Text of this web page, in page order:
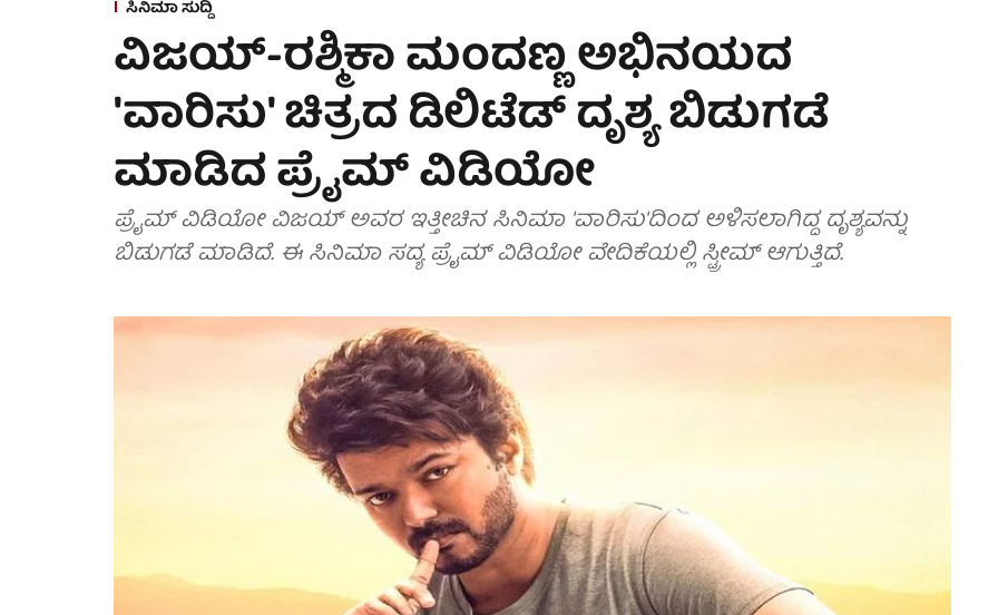
ಸಿನಿಮಾ ಸುದ್ದಿ
ವಿಜಯ್-ರಶ್ಮಿಕಾ ಮಂದಣ್ಣ ಅಭಿನಯದ
'ವಾರಿಸು' ಚಿತ್ರದ ಡಿಲಿಟೆಡ್ ದೃಶ್ಯ ಬಿಡುಗಡೆ
ಮಾಡಿದ ಪ್ರೈಮ್ ವಿಡಿಯೋ
ಪ್ರೈಮ್ ವಿಡಿಯೋ ವಿಜಯ್ ಅವರ ಇತ್ತೀಚಿನ ಸಿನಿಮಾ 'ವಾರಿಸು'ದಿಂದ ಅಳಿಸಲಾಗಿದ್ದ ದೃಶ್ಯವನ್ನು
ಬಿಡುಗಡೆ ಮಾಡಿದೆ. ಈ ಸಿನಿಮಾ ಸದ್ಯ ಪ್ರೈಮ್ ವಿಡಿಯೋ ವೇದಿಕೆಯಲ್ಲಿ ಸ್ಟ್ರೀಮ್ ಆಗುತ್ತಿದೆ.